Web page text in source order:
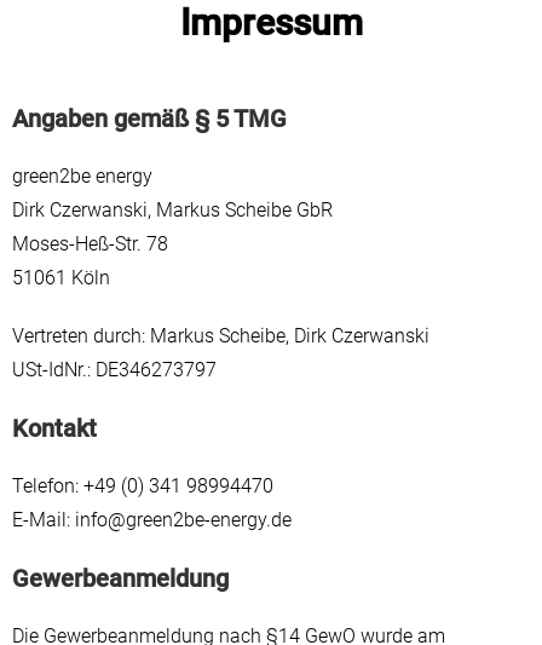
Impressum
Angaben gemäß § 5 TMG
green2be energy
Dirk Czerwanski, Markus Scheibe GbR
Moses-Heß-Str. 78
51061 Köln
Vertreten durch: Markus Scheibe, Dirk Czerwanski
USt-IdNr.: DE346273797
Kontakt
Telefon: +49 (0) 341 98994470
E-Mail: info@green2be-energy.de
Gewerbeanmeldung
Die Gewerbeanmeldung nach §14 GewO wurde am